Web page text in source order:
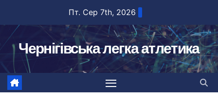
вмісту
Пт. Сер 7th, 2026
Чернігівська легка атлетика